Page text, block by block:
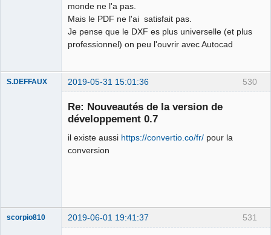
monde ne l'a pas.
Mais le PDF ne l'ai satisfait pas.
Je pense que le DXF es plus universelle (et plus
professionnel) on peu l'ouvrir avec Autocad
530
S.DEFFAUX 2019-05-31 15:01:36
Re: Nouveautés de la version de
développement 0.7
il existe aussi https://convertio.co/fr/ pour la
conversion
531
scorpio810 2019-06-01 19:41:37